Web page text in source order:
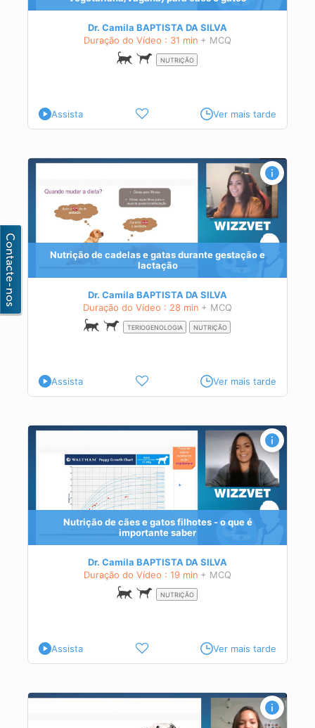
Dr. Camila BAPTISTA DA SILVA
Duração do Vídeo : 31 min + MCQ
NUTRIÇÃO
Assista Ver mais tarde
Nutrição de cadelas e gatas durante gestação e
lactação
Dr. Camila BAPTISTA DA SILVA
Duração do Vídeo : 28 min + MCQ
TERIOGENOLOGIA NUTRIÇÃO
a
a
Assista Ver mais tarde
Nutrição de cães e gatos filhotes - o que é
importante saber
Dr. Camila BAPTISTA DA SILVA
Duração do Vídeo : 19 min + MCQ
NUTRIÇÃO
Assista Ver mais tarde